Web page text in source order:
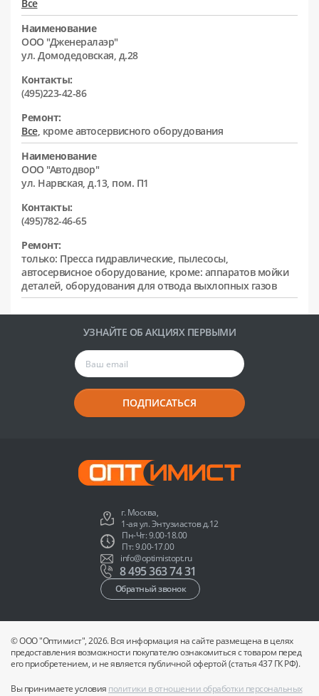
Все
Наименование
ООО "Дженералаэр"
ул. Домодедовская, д.28
Контакты:
(495)223-42-86
Ремонт:
Все, кроме автосервисного оборудования
Наименование
ООО "Автодвор"
ул. Нарвская, д.13, пом. П1
Контакты:
(495)782-46-65
Ремонт:
только: Пресса гидравлические, пылесосы,
автосервисное оборудование, кроме: аппаратов мойки
деталей, оборудования для отвода выхлопных газов
УЗНАЙТЕ ОБ АКЦИЯХ ПЕРВЫМИ
ПОДПИСАТЬСЯ
г. Москва,
1-ая ул. Энтузиастов д.12
Пн-Чт: 9.00-18.00
Пт: 9.00-17.00
info@optimistopt.ru
8 495 363 74 31
Обратный звонок
© ООО "Оптимист", 2026. Вся информация на сайте размещена в целях
предоставления возможности покупателю ознакомиться с товаром перед
его приобретением, и не является публичной офертой (статья 437 ГК РФ).
Вы принимаете условия политики в отношении обработки персональных